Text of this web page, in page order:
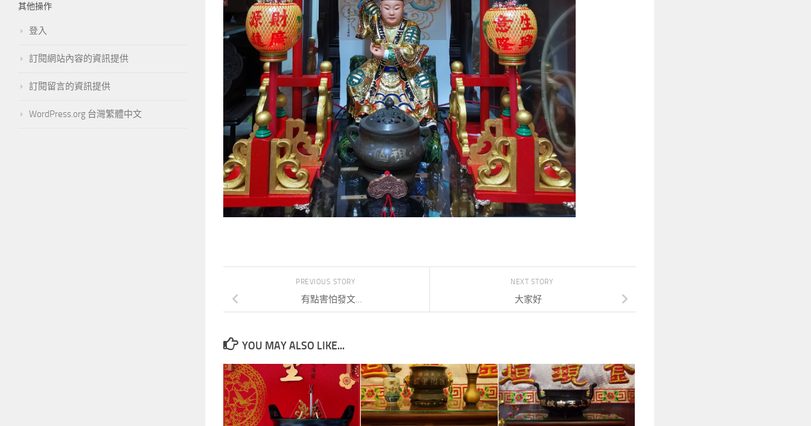
NEXT STORY
大家好
PREVIOUS STORY
有點害怕發文…
YOU MAY ALSO LIKE...
其他操作
登入
訂閱網站內容的資訊提供
訂閱留言的資訊提供
WordPress.org 台灣繁體中文